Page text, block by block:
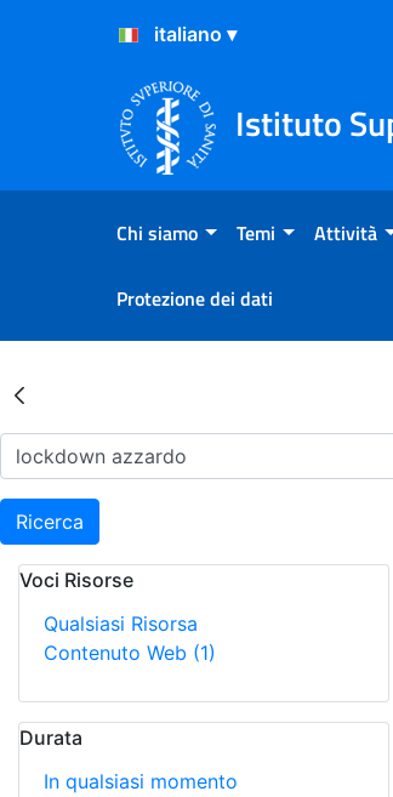
Salta al Contenuto
Salta al Footer
Istituto
Chi siamo Temi Attività
Protezione dei dati
Risultati della
Ricerca
Voci Risorse
Qualsiasi Risorsa
Contenuto Web (1)
Durata
In qualsiasi momento